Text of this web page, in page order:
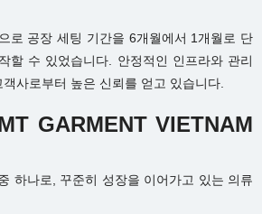
로 공장 세팅 기간을 6개월에서 1개월로 단
할 수 있었습니다. 안정적인 인프라와 관리
사로부터 높은 신뢰를 얻고 있습니다.
GARMENT VIETNAM
하나로, 꾸준히 성장을 이어가고 있는 의류